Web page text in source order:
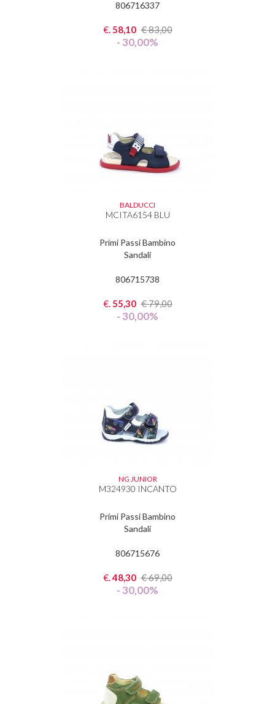
806716337
€.58,10 €83,00
- 30,00%
BALDUCCI
MCITA6154 BLU
Primi Passi Bambino
Sandali
806715738
€.55,30 €79,00
- 30,00%
NG JUNIOR
M324930 INCANTO
Primi Passi Bambino
Sandali
806715676
€.48,30 €69,00
- 30,00%